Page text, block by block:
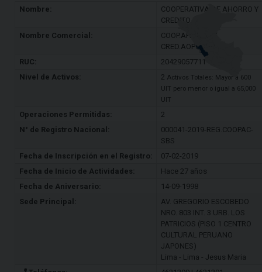
Nombre:
COOPERATIVA DE AHORRO Y
CREDITO AOPCOOP
Nombre Comercial:
COOP.AHORRO Y
CRED.AOPCOOP
RUC:
20429057711
Nivel de Activos:
2 Activos Totales: Mayor a 600
UIT pero menor o igual a 65,000
UIT
Operaciones Permitidas:
2
N° de Registro Nacional:
000041-2019-REG.COOPAC-
SBS
Fecha de Inscripción en el Registro:
07-02-2019
Fecha de Inicio de Actividades:
Hace 27 años
Fecha de Aniversario:
14-09-1998
Sede Principal:
AV. GREGORIO ESCOBEDO
NRO. 803 INT. 3 URB. LOS
PATRICIOS (PISO 1 CENTRO
CULTURAL PERUANO
JAPONES)
Lima - Lima - Jesus Maria